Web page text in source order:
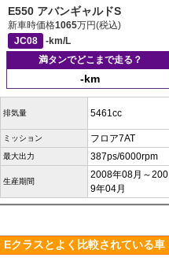
E550 アバンギャルドS
新車時価格1065万円(税込)
JC08
-km/L
満タンでどこまで走る？
-km
排気量 5461cc
ミッション フロア7AT
最大出力 387ps/6000rpm
生産期間
2008年08月～200
9年04月
Eクラスとよく比較されている車